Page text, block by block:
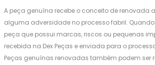
A peça genuína recebe o conceito de renovada
alguma adversidade no processo fabril.
peça que possui marcas, riscos ou pequenas
recebida na Dex Peças e enviada para o
Peças genuínas renovadas também podem ser